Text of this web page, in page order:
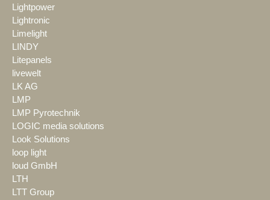
Lightpower
Lightronic
Limelight
LINDY
Litepanels
livewelt
LK AG
LMP
LMP Pyrotechnik
LOGIC media solutions
Look Solutions
loop light
loud GmbH
LTH
LTT Group